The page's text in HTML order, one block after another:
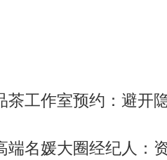
茶工作室预约：避开
端名媛大圈经纪人：